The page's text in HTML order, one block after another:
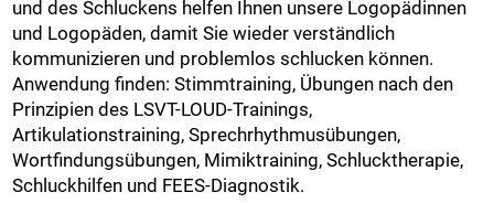
und des Schluckens helfen Ihnen unsere Logopädinnen
und Logopäden, damit Sie wieder verständlich
kommunizieren und problemlos schlucken können.
Anwendung finden: Stimmtraining, Übungen nach den
Prinzipien des LSVT-LOUD-Trainings,
Artikulationstraining, Sprechrhythmusübungen,
Wortfindungsübungen, Mimiktraining, Schlucktherapie,
Schluckhilfen und FEES-Diagnostik.